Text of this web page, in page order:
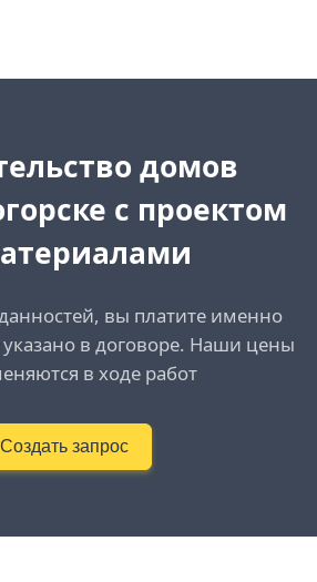
домов
с проектом
вы платите именно
указано в договоре. Наши цены
в ходе работ
Создать запрос